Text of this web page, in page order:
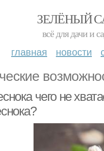
ЗЕЛЁНЫЙ
всё для дачи и
главная новости
чего не